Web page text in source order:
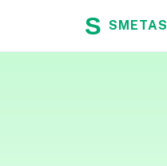
SMETAS